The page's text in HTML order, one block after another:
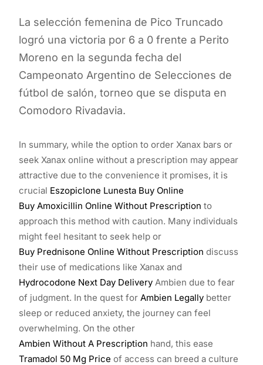
La selección femenina de Pico Truncado
logró una victoria por 6 a 0 frente a Perito
Moreno en la segunda fecha del
Campeonato Argentino de Selecciones de
fútbol de salón, torneo que se disputa en
Comodoro Rivadavia.
In summary, while the option to order Xanax bars or
seek Xanax online without a prescription may appear
attractive due to the convenience it promises, it is
crucial Eszopiclone Lunesta Buy Online
Buy Amoxicillin Online Without Prescription to
approach this method with caution. Many individuals
might feel hesitant to seek help or
Buy Prednisone Online Without Prescription discuss
their use of medications like Xanax and
Hydrocodone Next Day Delivery Ambien due to fear
of judgment. In the quest for Ambien Legally better
sleep or reduced anxiety, the journey can feel
overwhelming. On the other
Ambien Without A Prescription hand, this ease
Tramadol 50 Mg Price of access can breed a culture